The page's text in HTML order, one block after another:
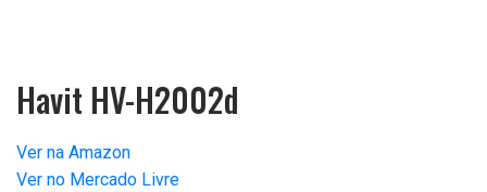
Havit HV-H2002d
Ver na Amazon
Ver no Mercado Livre